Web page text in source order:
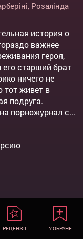
, Розалінда
история о
важнее
героя,
его старший брат
ничего не
тот живет в
подруга.
порножурнал с...
РЕЦЕНЗІЇ У ОБРАНЕ